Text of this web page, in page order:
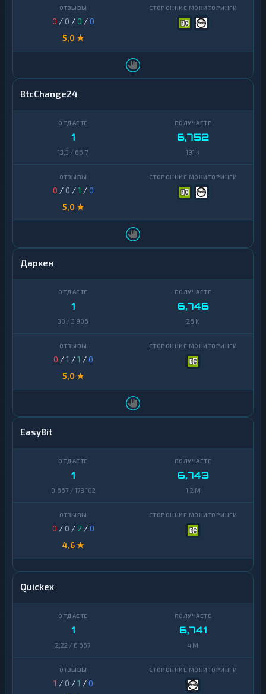
0 / 0 /0 /0
5,0 ★
BtcChange24
1
13,3 / 66,7
6,752
191 K
0 / 0 /1 /0
5,0 ★
Даркен
1
30 / 3 906
6,746
26 K
0 /1 /1 /0
5,0 ★
EasyBit
1
0,667 / 173 102
6,743
1,2 M
0 / 0 / 2 /0
4,6 ★
Quickex
1
2,22 / 6 667
6,741
4 M
1 / 0 /1 /0